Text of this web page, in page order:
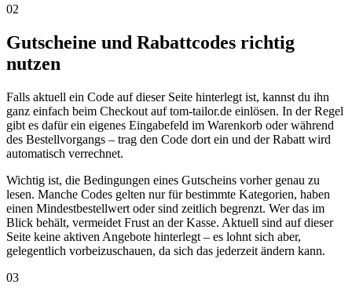
02
Gutscheine und Rabattcodes richtig
nutzen
Falls aktuell ein Code auf dieser Seite hinterlegt ist, kannst du ihn
ganz einfach beim Checkout auf tom-tailor.de einlösen. In der Regel
gibt es dafür ein eigenes Eingabefeld im Warenkorb oder während
des Bestellvorgangs – trag den Code dort ein und der Rabatt wird
automatisch verrechnet.
Wichtig ist, die Bedingungen eines Gutscheins vorher genau zu
lesen. Manche Codes gelten nur für bestimmte Kategorien, haben
einen Mindestbestellwert oder sind zeitlich begrenzt. Wer das im
Blick behält, vermeidet Frust an der Kasse. Aktuell sind auf dieser
Seite keine aktiven Angebote hinterlegt – es lohnt sich aber,
gelegentlich vorbeizuschauen, da sich das jederzeit ändern kann.
03